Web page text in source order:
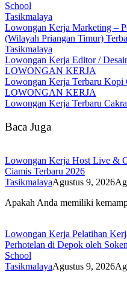
School
Tasikmalaya
Lowongan Kerja Marketing –
(Wilayah Priangan Timur)
Tasikmalaya
Lowongan Kerja Editor /
LOWONGAN KERJA
Lowongan Kerja Terbaru Kopi
LOWONGAN KERJA
Lowongan Kerja Terbaru
Baca Juga
Lowongan Kerja Host Live &
Ciamis Terbaru 2026
TasikmalayaAgustus 9, 2026
Apakah Anda memiliki
Lowongan Kerja Pelatihan
Perhotelan di Depok oleh
School
TasikmalayaAgustus 9, 2026